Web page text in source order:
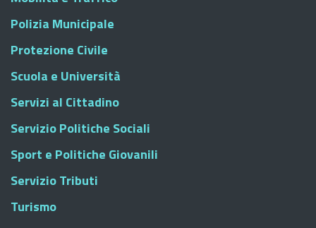
Polizia Municipale
Protezione Civile
Scuola e Università
Servizi al Cittadino
Servizio Politiche Sociali
Sport e Politiche Giovanili
Servizio Tributi
Turismo